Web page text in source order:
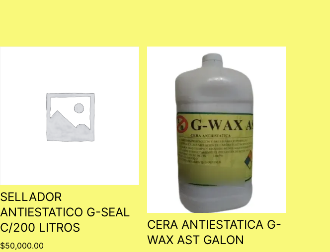
SELLADOR
ANTIESTATICO G-SEAL
C/200 LITROS
$50,000.00
CERA ANTIESTATICA G-
WAX AST GALON